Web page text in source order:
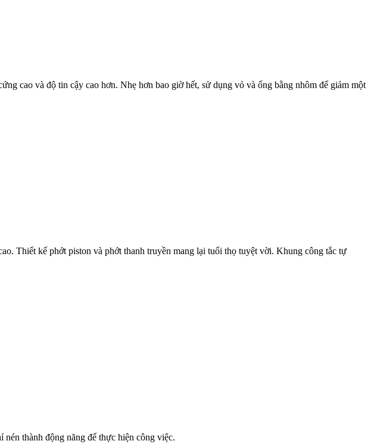
cao và độ tin cậy cao hơn. Nhẹ hơn bao giờ hết, sử dụng vỏ và ống bằng nhôm để giảm một
Thiết kế phớt piston và phớt thanh truyền mang lại tuổi thọ tuyệt vời. Khung công tắc tự
thành động năng để thực hiện công việc.